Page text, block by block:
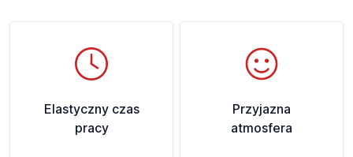
Elastyczny czas
pracy
Przyjazna
atmosfera